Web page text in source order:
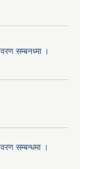
सम्बनध्मा ।
सम्बन्धमा ।